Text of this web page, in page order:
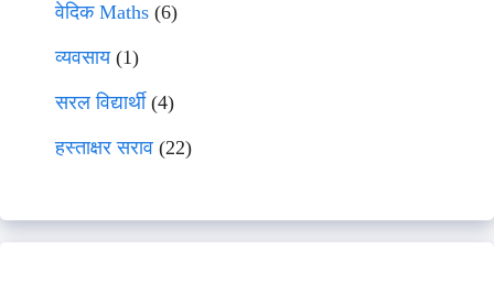
वेदिक Maths (6)
व्यवसाय(1)
सरल विद्यार्थी(4)
हस्ताक्षर सराव (22)